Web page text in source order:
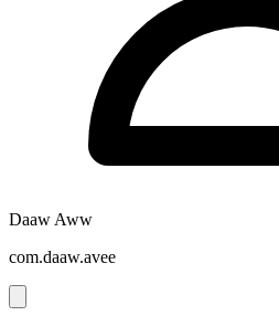
Daaw Aww
com.daaw.avee